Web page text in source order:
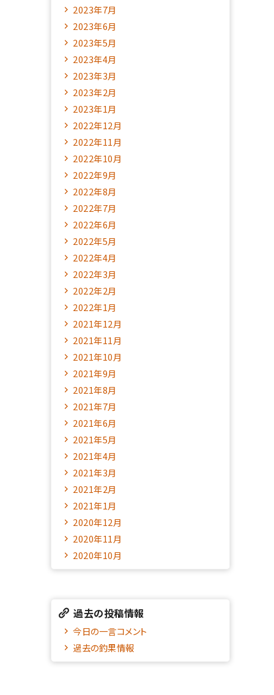
2023年7月
2023年6月
2023年5月
2023年4月
2023年3月
2023年2月
2023年1月
2022年12月
2022年11月
2022年10月
2022年9月
2022年8月
2022年7月
2022年6月
2022年5月
2022年4月
2022年3月
2022年2月
2022年1月
2021年12月
2021年11月
2021年10月
2021年9月
2021年8月
2021年7月
2021年6月
2021年5月
2021年4月
2021年3月
2021年2月
2021年1月
2020年12月
2020年11月
2020年10月
過去の投稿情報
今日の一言コメント
過去の釣果情報